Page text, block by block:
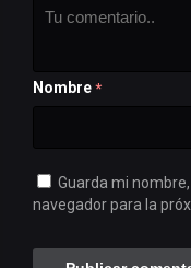
Nombre *
Guarda mi
navegador para la